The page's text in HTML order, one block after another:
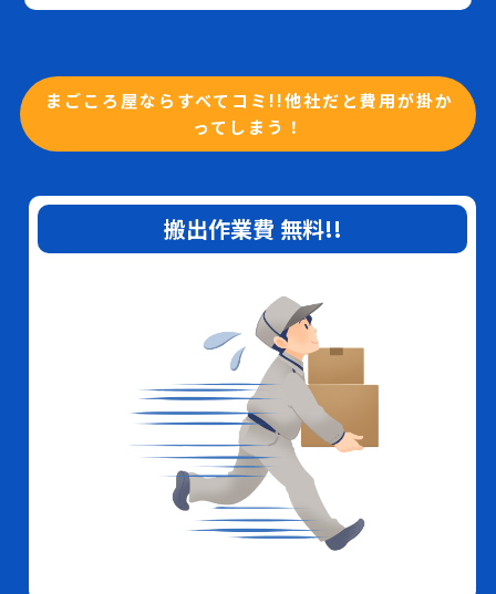
まごころ屋ならすべてコミ!!他社だと費用が掛か
ってしまう！
搬出作業費 無料!!